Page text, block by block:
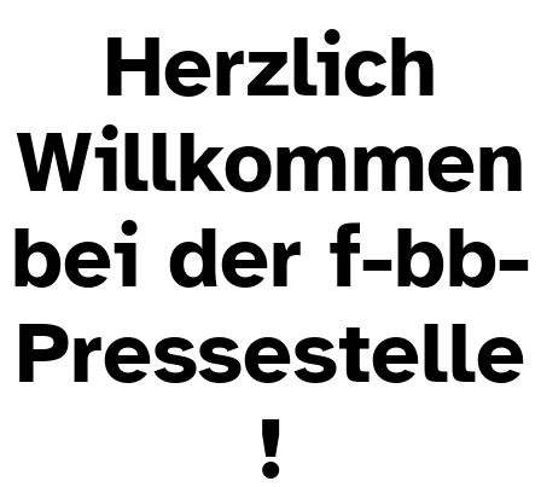
Herzlich
Willkommen
bei der f-bb-
Pressestelle
!